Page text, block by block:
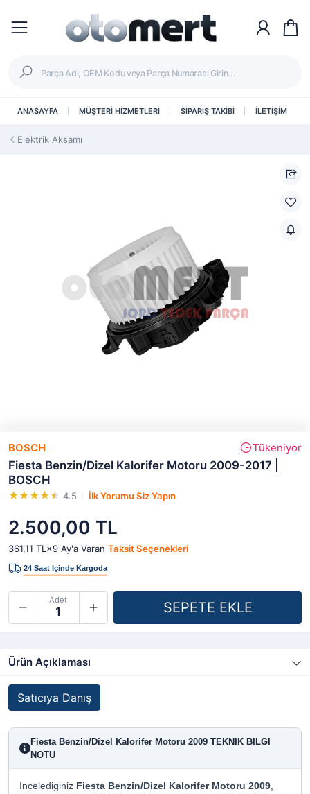
ANASAYFA MÜŞTERİ HİZMETLERİ SİPARİŞ TAKİBİ İLETİŞİM
Elektrik Aksamı
BOSCH Tükeniyor
Fiesta Benzin/Dizel Kalorifer Motoru 2009-2017 |
BOSCH
4.5 İlk Yorumu Siz Yapın
2.500,00 TL
361,11 TL×9 Ay'a Varan Taksit Seçenekleri
Adet
Ürün Açıklaması
Satıcıya Danış
i
Fiesta Benzin/Dizel Kalorifer Motoru 2009 TEKNIK BILGI
NOTU
Incelediginiz Fiesta Benzin/Dizel Kalorifer Motoru 2009,